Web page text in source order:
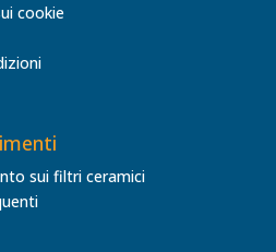
cookie
sui filtri ceramici